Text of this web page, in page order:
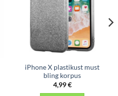
iPhone X plastikust must
bling korpus
4,99€